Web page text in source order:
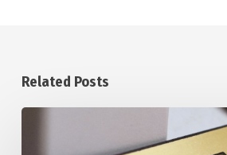
Related Posts